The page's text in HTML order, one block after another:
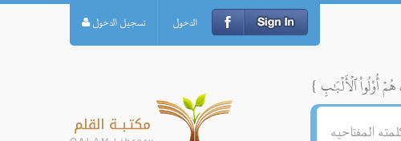
تسجيل الدخول الدخول